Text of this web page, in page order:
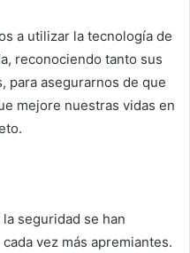
a utilizar la tecnología de
reconociendo tanto sus
para asegurarnos de que
mejore nuestras vidas en
seguridad se han
vez más apremiantes.